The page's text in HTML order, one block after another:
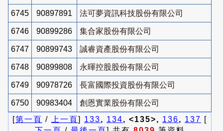
6745 90897891 法可夢資訊科技股份有限公司
6746 90899286 集合家股份有限公司
6747 90899743 誠睿資產股份有限公司
6748 90899808 永暉控股股份有限公司
6749 90978726 長富國際投資股份有限公司
6750 90983404
創恩實業股份有限公司
[第一頁 / 上一頁] 133, 134, <135>, 136, 137 [